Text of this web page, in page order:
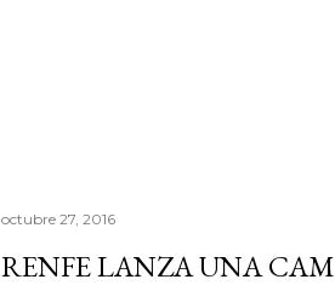
octubre 27, 2016
RENFE LANZA UNA